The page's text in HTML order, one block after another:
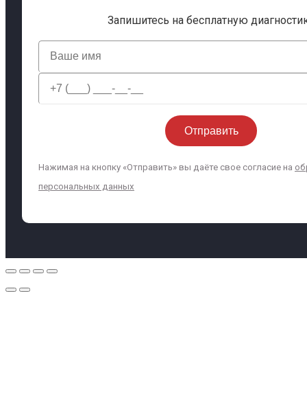
Запишитесь на бесплатную
Нажимая на кнопку «Отправить» вы даёте свое согласие на
персональных данных